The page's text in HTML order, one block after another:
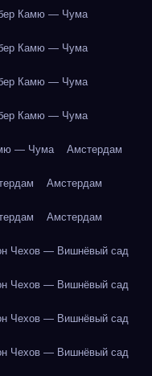
Камю — Чума
Камю — Чума
Камю — Чума
Камю — Чума
— Чума Амстердам
Амстердам
Амстердам
Чехов — Вишнёвый сад
Чехов — Вишнёвый сад
Чехов — Вишнёвый сад
Чехов — Вишнёвый сад